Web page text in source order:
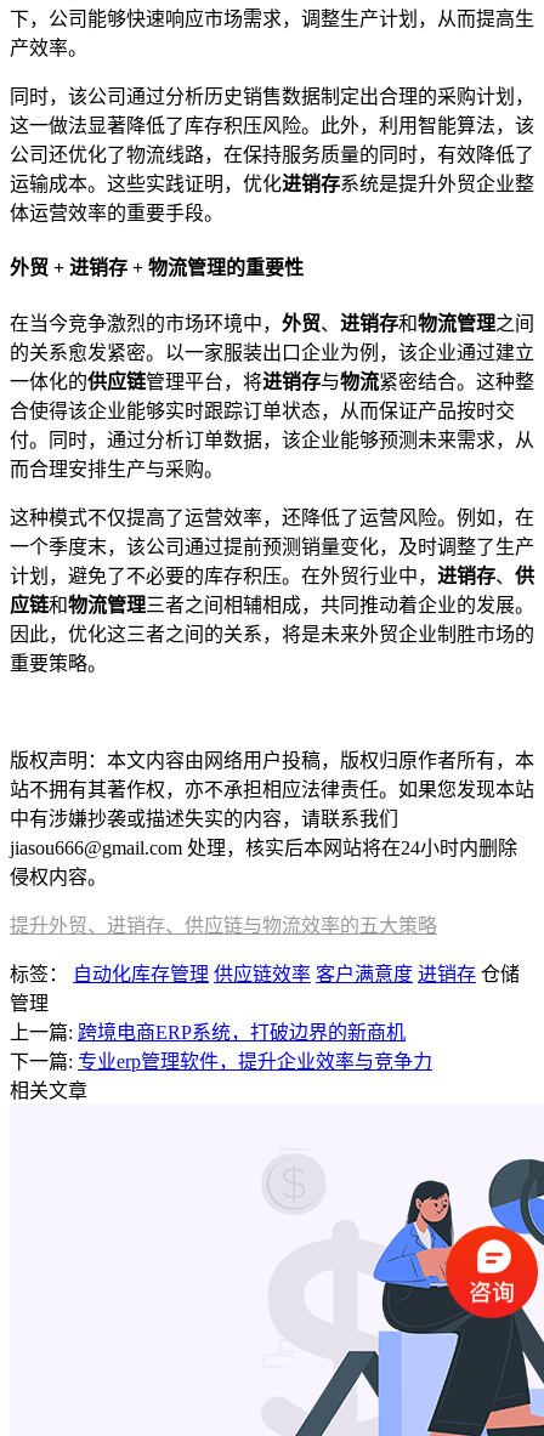
下，公司能够快速响应市场需求，调整生产计划，从而提高生
产效率。
同时，该公司通过分析历史销售数据制定出合理的采购计划，
这一做法显著降低了库存积压风险。此外，利用智能算法，该
公司还优化了物流线路，在保持服务质量的同时，有效降低了
运输成本。这些实践证明，优化进销存系统是提升外贸企业整
体运营效率的重要手段。
外贸 + 进销存 + 物流管理的重要性
在当今竞争激烈的市场环境中， 外贸、 进销存和物流管理之间
的关系愈发紧密。以一家服装出口企业为例，该企业通过建立
一体化的供应链管理平台，将进销存与物流紧密结合。这种整
合使得该企业能够实时跟踪订单状态，从而保证产品按时交
付。同时，通过分析订单数据，该企业能够预测未来需求，从
而合理安排生产与采购。
这种模式不仅提高了运营效率，还降低了运营风险。例如，在
一个季度末，该公司通过提前预测销量变化，及时调整了生产
计划，避免了不必要的库存积压。在外贸行业中， 进销存、 供
应链和物流管理三者之间相辅相成，共同推动着企业的发展。
因此，优化这三者之间的关系，将是未来外贸企业制胜市场的
重要策略。
版权声明：本文内容由网络用户投稿，版权归原作者所有，本
站不拥有其著作权，亦不承担相应法律责任。如果您发现本站
中有涉嫌抄袭或描述失实的内容，请联系我们
jiasou666@gmail.com 处理，核实后本网站将在24小时内删除
侵权内容。
提升外贸、进销存、供应链与物流效率的五大策略
标签： 自动化库存管理 供应链效率 客户满意度 进销存 仓储
管理
上一篇: 跨境电商ERP系统，打破边界的新商机
下一篇: 专业erp管理软件，提升企业效率与竞争力
相关文章